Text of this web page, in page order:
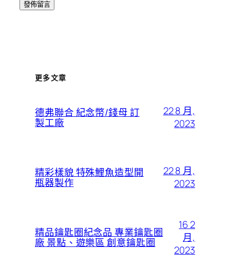
更多文章
德弗聯合 紀念幣/錢母 訂
製工廠
22 8 月,
2023
精彩樣貌 特殊鯉魚造型開
瓶器製作
22 8 月,
2023
精品鑰匙圈紀念品 專業鑰匙圈
廠 景點、遊樂區 創意鑰匙圈
16 2
月,
2023